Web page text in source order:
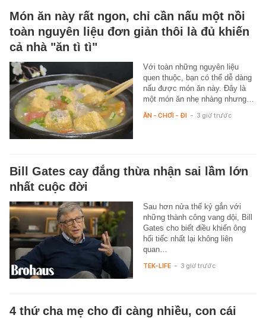
Món ăn này rất ngon, chỉ cần nấu một nồi
toàn nguyên liệu đơn giản thôi là đủ khiến
cả nhà "ăn tì tì"
Với toàn những nguyên liệu
quen thuộc, bạn có thể dễ dàng
nấu được món ăn này. Đây là
một món ăn nhẹ nhàng nhưng…
ĂN - CHƠI - ĐI - 3 giờ trước
Bill Gates cay đắng thừa nhận sai lầm lớn
nhất cuộc đời
Sau hơn nửa thế kỷ gắn với
những thành công vang dội, Bill
Gates cho biết điều khiến ông
hối tiếc nhất lại không liên
quan…
TEK-LIFE - 3 giờ trước
4 thứ cha mẹ cho đi càng nhiều, con cái